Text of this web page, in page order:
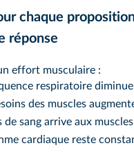
chaque
réponse
effort musculaire :
respiratoire
des muscles
de sang arrive aux
cardiaque reste